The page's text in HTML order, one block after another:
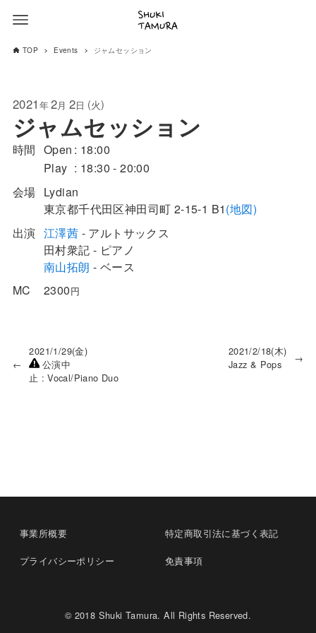
TOP Events ジャムセッション
2021 年2月 2日 (火)
ジャムセッション
時間 Open
18:00
Play
18:30 - 20:00
会場 Lydian
東京都千代田区神田司町 2-15-1 B1(地図)
出演 江澤茜 - アルトサックス
田村衆記 - ピアノ
南山拓朗 - ベース
MC
2300円
←
2021/1/29(金)
公演中
止
Vocal/Piano Duo
2021/2/18(木)
Jazz & Pops
→
事業所概要 特定商取引法に基づく表記
プライバシーポリシー 免責事項
© 2018 Shuki Tamura. All Rights Reserved.